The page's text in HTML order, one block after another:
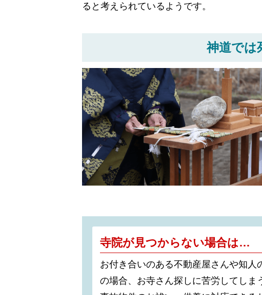
ると考えられているようです。
神道では
寺院が見つからない場合は…
お付き合いのある不動産屋さんや知
の場合、お寺さん探しに苦労してしま